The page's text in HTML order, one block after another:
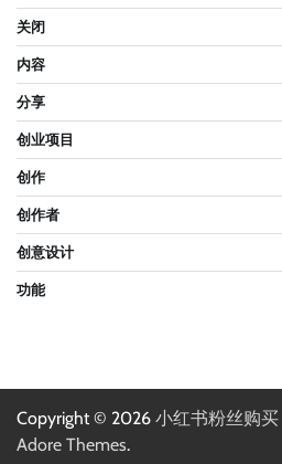
关闭
内容
分享
创业项目
创作
创作者
创意设计
功能
Copyright © 2026 小红书粉丝购买
Adore Themes.